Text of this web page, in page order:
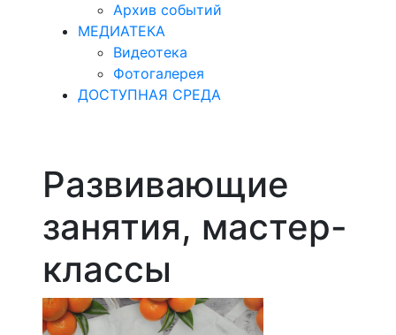
Архив событий
МЕДИАТЕКА
Видеотека
Фотогалерея
ДОСТУПНАЯ СРЕДА
Развивающие
занятия, мастер-
классы